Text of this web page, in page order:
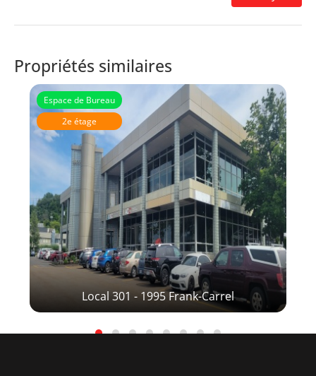
Propriétés similaires
Local 301 - 1995 Frank-Carrel
Espace de Bureau
2e étage